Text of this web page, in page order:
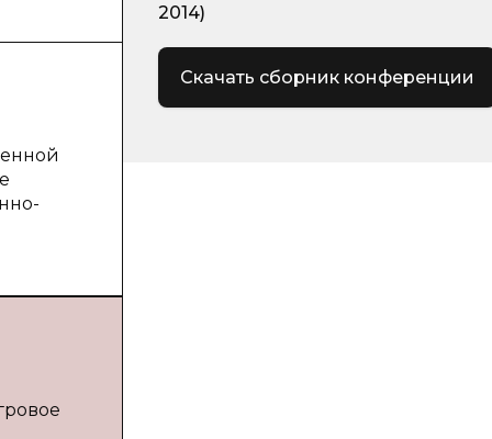
2014)
Скачать сборник конференции